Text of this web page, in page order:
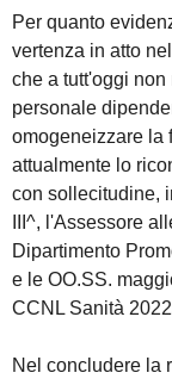
Per quanto
vertenza in atto
che a tutt'oggi non
personale
omogeneizzare la
attualmente lo
con sollecitudine,
III^, l'Assessore
Dipartimento
e le OO.SS.
CCNL Sanità
Nel concludere la